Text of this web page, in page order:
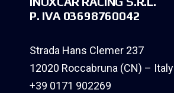
P. IVA 03698760042
Strada Hans Clemer 237
12020 Roccabruna (CN) – Italy
+39 0171 902269